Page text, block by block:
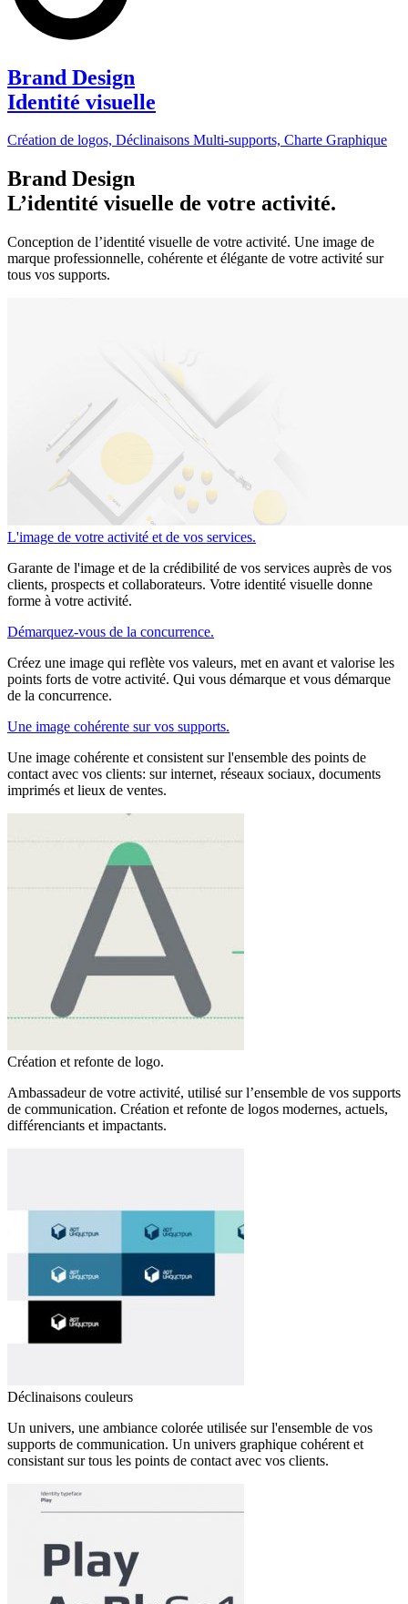
Brand Design
Identité visuelle
Création de logos, Déclinaisons Multi-supports, Charte Graphique
Brand Design
L’identité visuelle de votre activité.
Conception de l’identité visuelle de votre activité. Une image de
marque professionnelle, cohérente et élégante de votre activité sur
tous vos supports.
L'image de votre activité et de vos services.
Garante de l'image et de la crédibilité de vos services auprès de vos
clients, prospects et collaborateurs. Votre identité visuelle donne
forme à votre activité.
Démarquez-vous de la concurrence.
Créez une image qui reflète vos valeurs, met en avant et valorise les
points forts de votre activité. Qui vous démarque et vous démarque
de la concurrence.
Une image cohérente sur vos supports.
Une image cohérente et consistent sur l'ensemble des points de
contact avec vos clients: sur internet, réseaux sociaux, documents
imprimés et lieux de ventes.
Création et refonte de logo.
Ambassadeur de votre activité, utilisé sur l’ensemble de vos supports
de communication. Création et refonte de logos modernes, actuels,
différenciants et impactants.
Déclinaisons couleurs
Un univers, une ambiance colorée utilisée sur l'ensemble de vos
supports de communication. Un univers graphique cohérent et
consistant sur tous les points de contact avec vos clients.